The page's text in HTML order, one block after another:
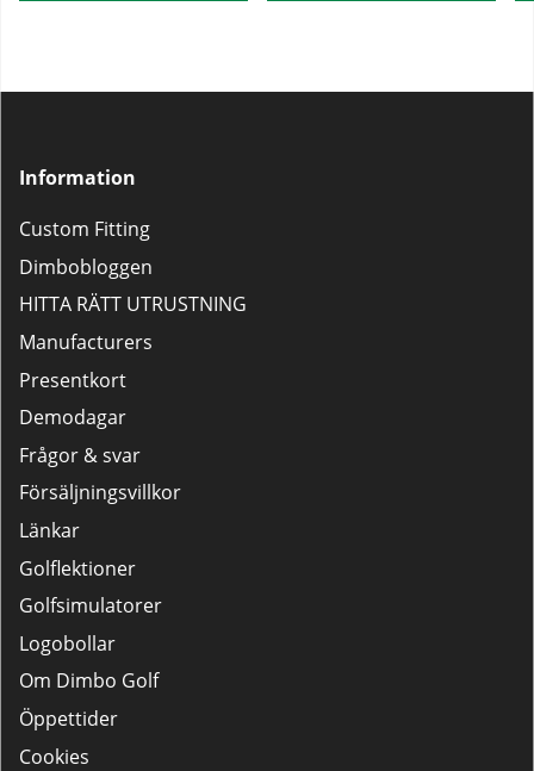
Information
Custom Fitting
Dimbobloggen
HITTA RÄTT UTRUSTNING
Manufacturers
Presentkort
Demodagar
Frågor & svar
Försäljningsvillkor
Länkar
Golflektioner
Golfsimulatorer
Logobollar
Om Dimbo Golf
Öppettider
Cookies